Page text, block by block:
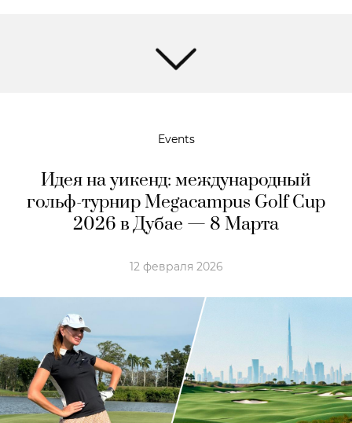
Events
Идея на уикенд: международный
гольф-турнир Megacampus Golf Cup
2026 в Дубае — 8 Марта
12 февраля 2026